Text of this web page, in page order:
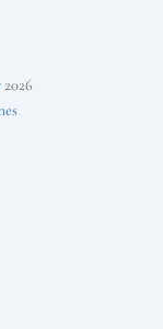
2026